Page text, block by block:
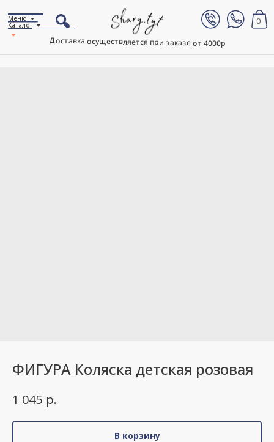
Доставка осуществляется при заказе от 4000р
0
Каталог
Меню
ФИГУРА Коляска детская розовая
1 045 р.
В корзину